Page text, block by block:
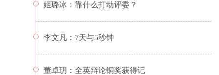
姬璐冰：靠什么打动评委？
李文凡：7天与5秒钟
董卓玥：全英辩论铜奖获得记